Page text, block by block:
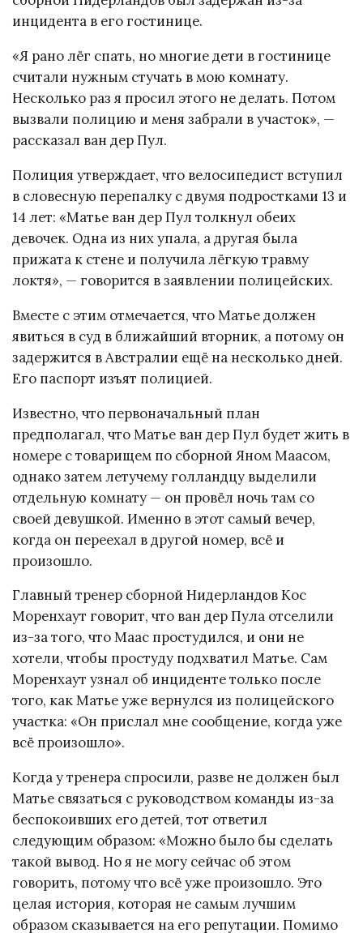
инцидента в его гостинице.
«Я рано лёг спать, но многие дети в гостинице
считали нужным стучать в мою комнату.
Несколько раз я просил этого не делать. Потом
вызвали полицию и меня забрали в участок», —
рассказал ван дер Пул.
Полиция утверждает, что велосипедист вступил
в словесную перепалку с двумя подростками 13 и
14 лет: «Матье ван дер Пул толкнул обеих
девочек. Одна из них упала, а другая была
прижата к стене и получила лёгкую травму
локтя», — говорится в заявлении полицейских.
Вместе с этим отмечается, что Матье должен
явиться в суд в ближайший вторник, а потому он
задержится в Австралии ещё на несколько дней.
Его паспорт изъят полицией.
Известно, что первоначальный план
предполагал, что Матье ван дер Пул будет жить в
номере с товарищем по сборной Яном Маасом,
однако затем летучему голландцу выделили
отдельную комнату — он провёл ночь там со
своей девушкой. Именно в этот самый вечер,
когда он переехал в другой номер, всё и
произошло.
Главный тренер сборной Нидерландов Кос
Моренхаут говорит, что ван дер Пула отселили
из-за того, что Маас простудился, и они не
хотели, чтобы простуду подхватил Матье. Сам
Моренхаут узнал об инциденте только после
того, как Матье уже вернулся из полицейского
участка: «Он прислал мне сообщение, когда уже
всё произошло».
Когда у тренера спросили, разве не должен был
Матье связаться с руководством команды из-за
беспокоивших его детей, тот ответил
следующим образом: «Можно было бы сделать
такой вывод. Но я не могу сейчас об этом
говорить, потому что всё уже произошло. Это
целая история, которая не самым лучшим
образом сказывается на его репутации. Помимо